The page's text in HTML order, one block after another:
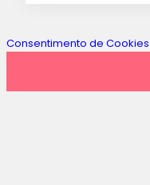
Consentimento de